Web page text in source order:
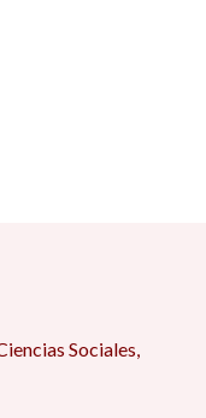
Sociales,